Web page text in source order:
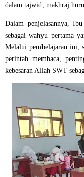
dalam tajwid, makhraj
Dalam penjelasannya,
sebagai wahyu pertama
Melalui pembelajaran ini,
perintah membaca,
kebesaran Allah SWT